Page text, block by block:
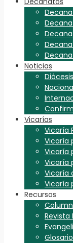
Noticias
Diócesis
Vicarías
Vicaría
Vicaría
Vicaría
Vicaría
Vicaría
Vicaría
Recursos
Revista
Glosario